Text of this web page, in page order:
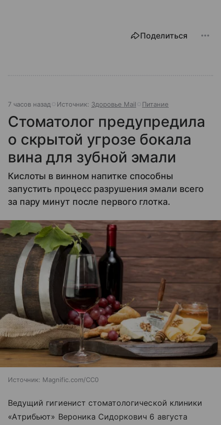
Поделиться
7 часов назад Источник: Здоровье Mail Питание
Стоматолог предупредила
о скрытой угрозе бокала
вина для зубной эмали
Кислоты в винном напитке способны
запустить процесс разрушения эмали всего
за пару минут после первого глотка.
Источник: Magnific.com/CC0
Ведущий гигиенист стоматологической клиники
«Атрибьют» Вероника Сидоркович 6 августа